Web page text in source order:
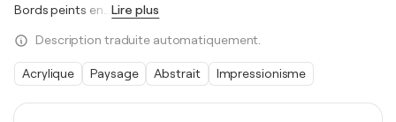
Bords peints en… Lire plus
Description traduite automatiquement.
Acrylique Paysage Abstrait Impressionisme